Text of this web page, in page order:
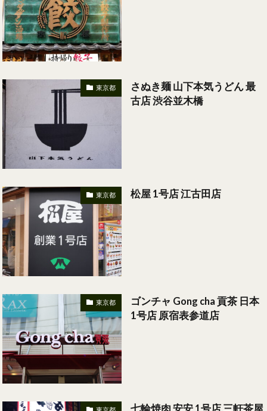
東京都
さぬき麺 山下本気うどん 最
古店 渋谷並木橋
東京都 松屋 1号店 江古田店
東京都
ゴンチャ Gong cha 貢茶 日本
1号店 原宿表参道店
七輪焼肉 安安 1号店 三軒茶屋